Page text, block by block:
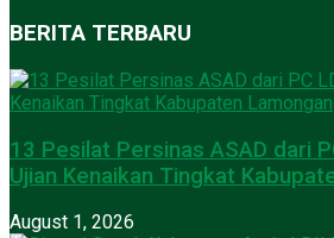
BERITA TERBARU
13 Pesilat Persinas ASAD dari
Ujian Kenaikan Tingkat
August 1, 2026